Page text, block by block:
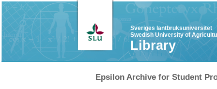
Sveriges lantbruksuniversitet
Swedish University of
Library
Epsilon Archive for Student